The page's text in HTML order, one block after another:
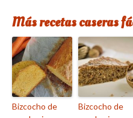
Más recetas caseras
Bizcocho de
Bizcocho de